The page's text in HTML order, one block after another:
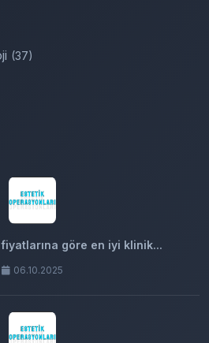
(37)
göre en iyi klinik...
06.10.2025